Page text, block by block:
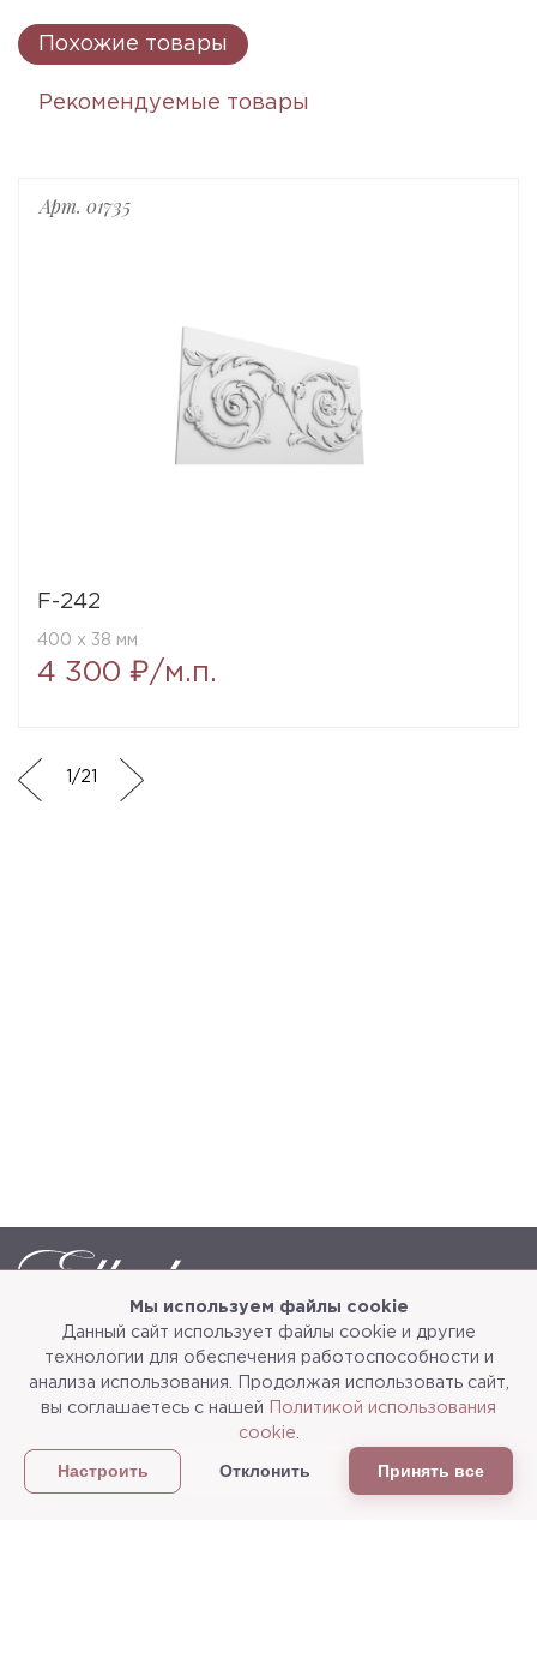
Мы используем файлы cookie
Данный сайт использует файлы cookie и другие
технологии для обеспечения работоспособности и
анализа использования. Продолжая использовать сайт,
вы соглашаетесь с нашей
Политикой использования
cookie
Настроить Отклонить Принять все
Похожие товары
Рекомендуемые товары
Арт. 01735
F-242
400 x 38 мм
4 300 ₽/м.п.
/21
Каталог О компании
3d-тур
Сотрудничество Доставка и упаковка
Политика конфиденциальности